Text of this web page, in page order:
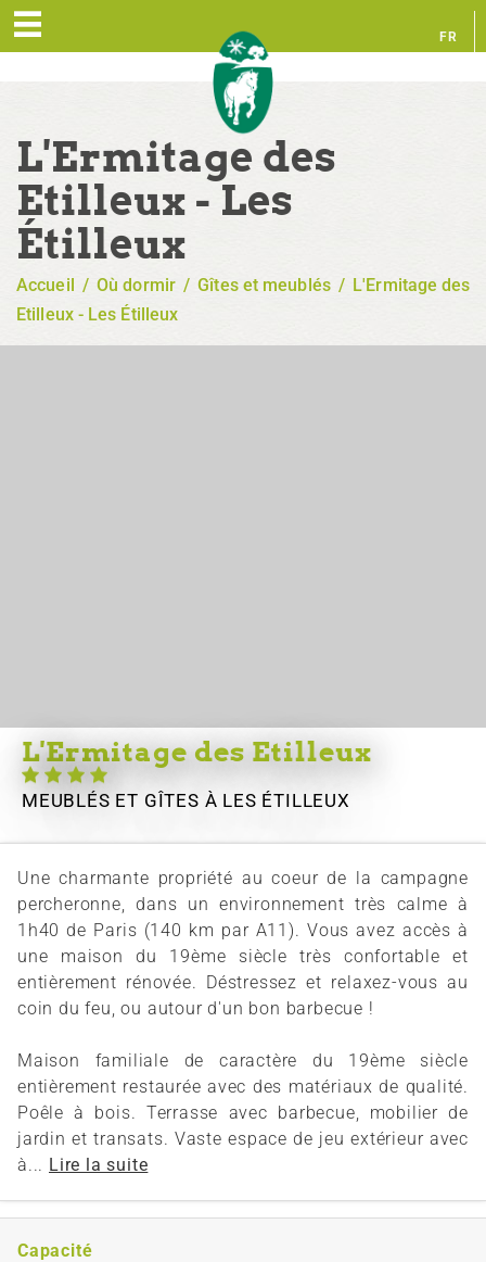
FR
L'Ermitage des
Etilleux - Les
Étilleux
Accueil / Où dormir / Gîtes et meublés / L'Ermitage des
Etilleux - Les Étilleux
L'Ermitage des Etilleux
MEUBLÉS ET GÎTES À LES ÉTILLEUX
Une charmante propriété au coeur de la campagne
percheronne, dans un environnement très calme à
1h40 de Paris (140 km par A11). Vous avez accès à
une maison du 19ème siècle très confortable et
entièrement rénovée. Déstressez et relaxez-vous au
coin du feu, ou autour d'un bon barbecue !
Maison familiale de caractère du 19ème siècle
entièrement restaurée avec des matériaux de qualité.
Poêle à bois. Terrasse avec barbecue, mobilier de
jardin et transats. Vaste espace de jeu extérieur avec
à... Lire la suite
Capacité